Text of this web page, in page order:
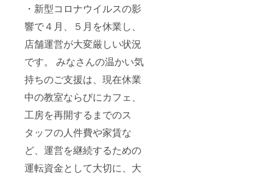
・新型コロナウイルスの影
響で４月、５月を休業し、
店舗運営が大変厳しい状況
です。 みなさんの温かい気
持ちのご支援は、現在休業
中の教室ならびにカフェ、
工房を再開するまでのス
タッフの人件費や家賃な
ど、運営を継続するための
運転資金として大切に、大